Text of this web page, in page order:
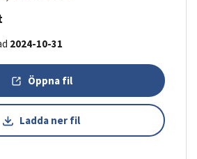
2024-10-31
Öppna fil
Ladda ner fil